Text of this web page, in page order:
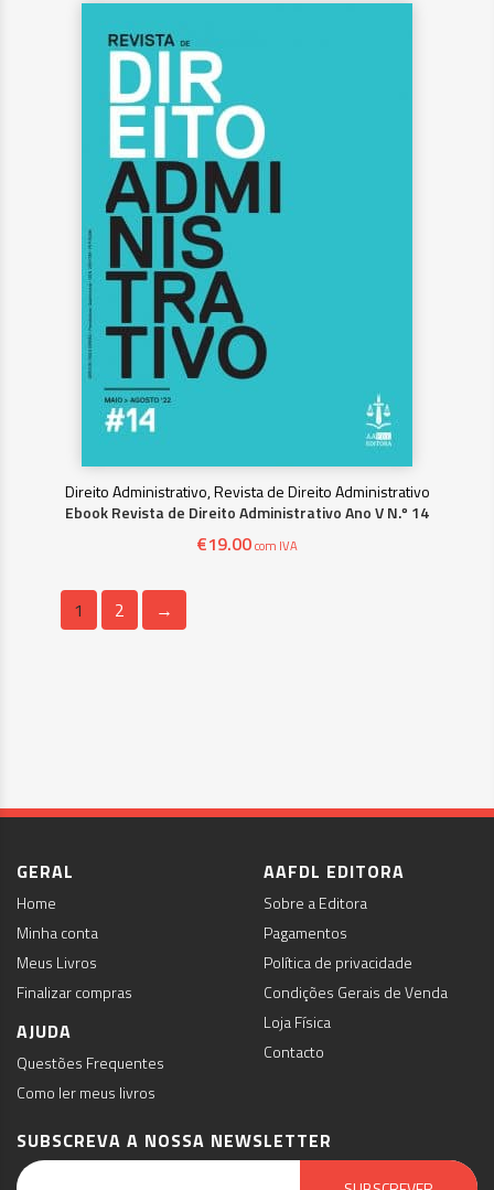
Direito Administrativo, Revista de Direito Administrativo
Ebook Revista de Direito Administrativo Ano V N.º 14
€19.00com IVA
1 2 →
GERAL
Home
Minha conta
Meus Livros
Finalizar compras
AJUDA
Questões Frequentes
Como ler meus livros
AAFDL EDITORA
Sobre a Editora
Pagamentos
Política de privacidade
Condições Gerais de Venda
Loja Física
Contacto
SUBSCREVA A NOSSA NEWSLETTER